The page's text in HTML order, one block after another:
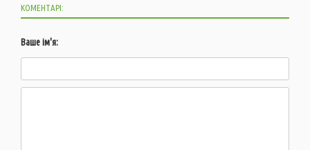
КОМЕНТАРІ:
Ваше ім'я: